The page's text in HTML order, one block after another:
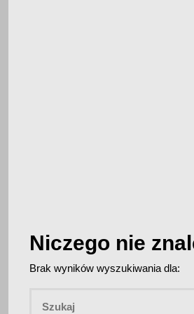
Niczego nie
Brak wyników wyszukiwania dla: